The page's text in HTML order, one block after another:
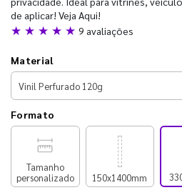
de aplicar! Veja Aqui!
★ ★ ★ ★ ★ 9 avaliações
Material
Formato
Tamanho
personalizado
150x1400mm